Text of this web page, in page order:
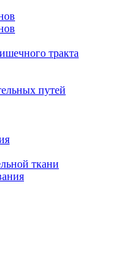
тракта
путей
ткани